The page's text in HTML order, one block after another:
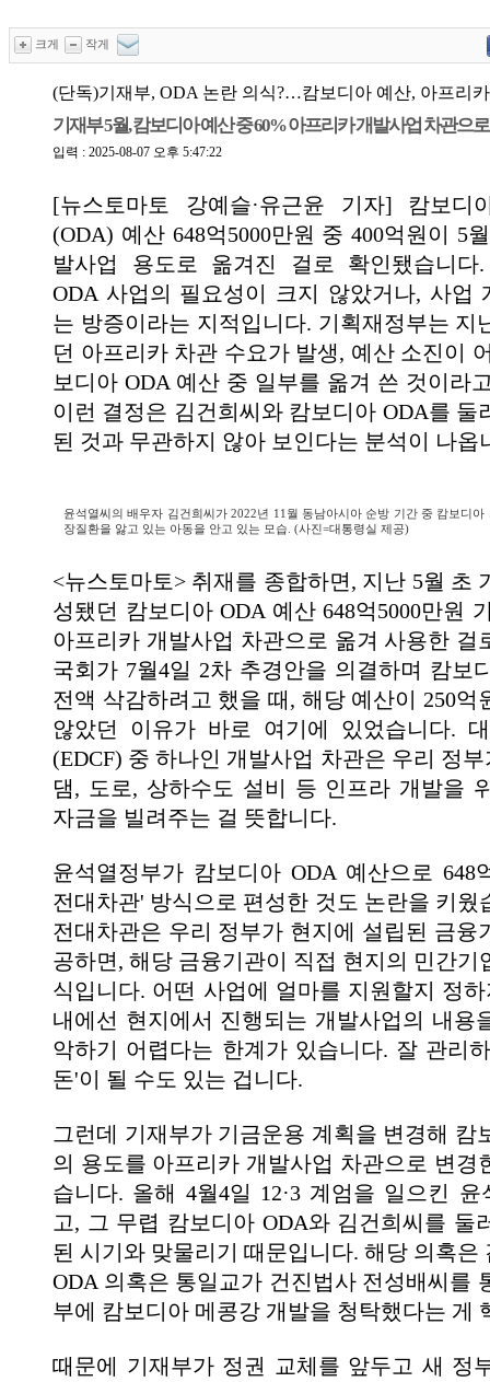
크게 작게
(단독)기재부, ODA 논란 의식?…캄보디아 예산, 아프리
기재부 5월, 캄보디아 예산 중 60% 아프리카 개발사업 차관으
입력 : 2025-08-07 오후 5:47:22
[뉴스토마토 강예슬·유근윤 기자] 캄보디
(ODA) 예산 648억5000만원 중 400억원이 5
발사업 용도로 옮겨진 걸로 확인됐습니다
ODA 사업의 필요성이 크지 않았거나, 사업
는 방증이라는 지적입니다. 기획재정부는 지
던 아프리카 차관 수요가 발생, 예산 소진이
보디아 ODA 예산 중 일부를 옮겨 쓴 것이라
이런 결정은 김건희씨와 캄보디아 ODA를 둘
된 것과 무관하지 않아 보인다는 분석이 나옵
윤석열씨의 배우자 김건희씨가 2022년 11월 동남아시아 순방 기간 중 캄보디
장질환을 앓고 있는 아동을 안고 있는 모습. (사진=대통령실 제공)
<뉴스토마토> 취재를 종합하면, 지난 5월 초
성됐던 캄보디아 ODA 예산 648억5000만원
아프리카 개발사업 차관으로 옮겨 사용한 걸
국회가 7월4일 2차 추경안을 의결하며 캄보
전액 삭감하려고 했을 때, 해당 예산이 250억
않았던 이유가 바로 여기에 있었습니다.
(EDCF) 중 하나인 개발사업 차관은 우리 정
댐, 도로, 상하수도 설비 등 인프라 개발을
자금을 빌려주는 걸 뜻합니다.
윤석열정부가 캄보디아 ODA 예산으로 648
전대차관' 방식으로 편성한 것도 논란을 키웠
전대차관은 우리 정부가 현지에 설립된 금융
공하면, 해당 금융기관이 직접 현지의 민간기
식입니다. 어떤 사업에 얼마를 지원할지 정
내에선 현지에서 진행되는 개발사업의 내용
악하기 어렵다는 한계가 있습니다. 잘 관리
돈'이 될 수도 있는 겁니다.
그런데 기재부가 기금운용 계획을 변경해 캄
의 용도를 아프리카 개발사업 차관으로 변경
습니다. 올해 4월4일 12·3 계엄을 일으킨 윤
고, 그 무렵 캄보디아 ODA와 김건희씨를 둘
된 시기와 맞물리기 때문입니다. 해당 의혹은
ODA 의혹은 통일교가 건진법사 전성배씨를
부에 캄보디아 메콩강 개발을 청탁했다는 게
때문에 기재부가 정권 교체를 앞두고 새 정